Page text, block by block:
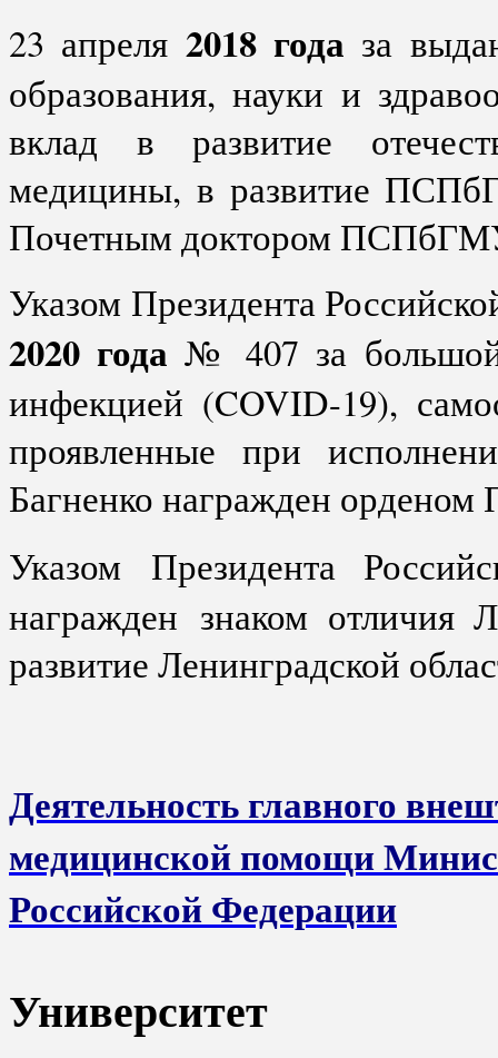
23 апреля 2018 года за
образования, науки и
вклад в развитие
медицины, в развитие
Почетным доктором
Указом Президента
2020 года № 407 за большой
инфекцией (COVID-19),
проявленные при
Багненко награжден орденом
Указом Президента
награжден знаком отличия
развитие Ленинградской
Деятельность главного
медицинской помощи
Российской Федерации
Университет